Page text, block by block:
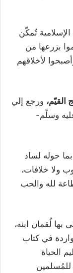
تُمكّن
بزرعها من
لأخلاقهم
ورجع إلي
وسلّم-
حوله لساد
ولا خلافات،
لله والحب
لُقمان ابنه،
في كتاب
الحياة
للمُسلمين